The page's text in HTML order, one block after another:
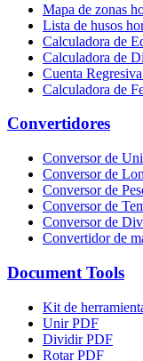
Mapa de zonas
Lista de husos
Calculadora de
Calculadora de
Cuenta
Calculadora de
Convertidores
Conversor de
Conversor de
Conversor de
Conversor de
Conversor de
Convertidor de
Document Tools
Kit de
Unir PDF
Dividir PDF
Rotar PDF